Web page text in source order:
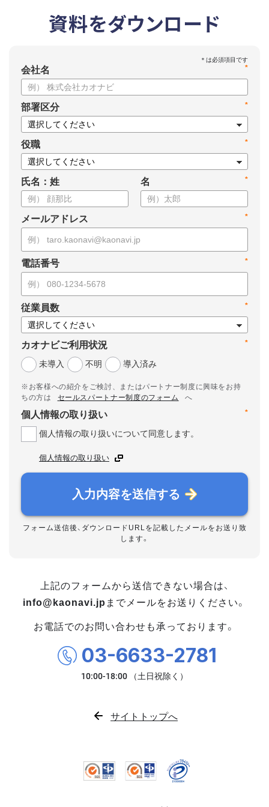
資料をダウンロード
*
会社名
*
部署区分
*
役職
氏名：姓 *
名
*
メールアドレス
*
電話番号
*
従業員数
*
カオナビご利用状況
未導入
不明 導入済み
※お客様への紹介をご検討、またはパートナー制度に興味をお持
ちの方は
セールスパートナー制度のフォーム
へ
*
個人情報の取り扱い
個人情報の取り扱いについて同意します。
個人情報の取り扱い
入力内容を送信する
フォーム送信後、ダウンロードURLを記載したメールをお送り致
します。
上記のフォームから送信できない場合は、
info@kaonavi.jp までメールをお送りください。
お電話でのお問い合わせも承っております。
03-6633-2781
サイトトップへ